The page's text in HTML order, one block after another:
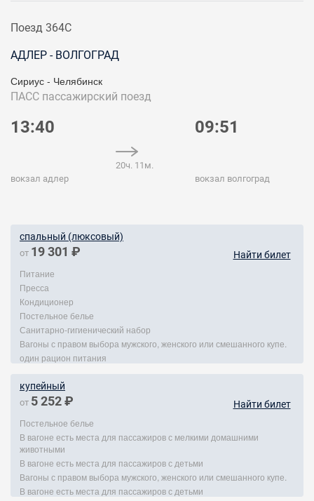
Поезд 364С
АДЛЕР - ВОЛГОГРАД
Сириус - Челябинск
ПАСС пассажирский поезд
13:40
вокзал адлер
20ч. 11м.
09:51
вокзал волгоград
спальный (люксовый)
от 19 301 ₽ Найти билет
Питание
Пресса
Кондиционер
Постельное белье
Санитарно-гигиенический набор
Вагоны с правом выбора мужского, женского или смешанного купе.
один рацион питания
купейный
от 5 252 ₽ Найти билет
Постельное белье
В вагоне есть места для пассажиров с мелкими домашними
животными
В вагоне есть места для пассажиров с детьми
Вагоны с правом выбора мужского, женского или смешанного купе.
В вагоне есть места для пассажиров с детьми